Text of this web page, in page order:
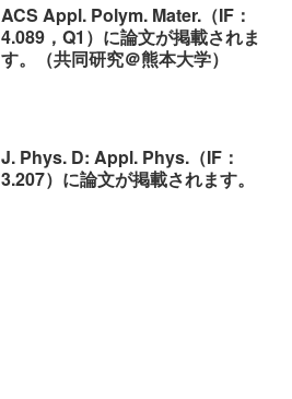
ACS Appl. Polym. Mater.（IF：
4.089，Q1）に論文が掲載されま
す。（共同研究＠熊本大学）
J. Phys. D: Appl. Phys.（IF：
3.207）に論文が掲載されます。